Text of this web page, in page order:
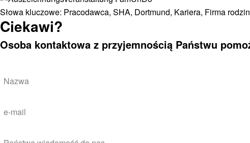
Słowa kluczowe: Pracodawca, SHA, Dortmund, Kariera, Firma
Ciekawi?
Osoba kontaktowa z przyjemnością Państwu